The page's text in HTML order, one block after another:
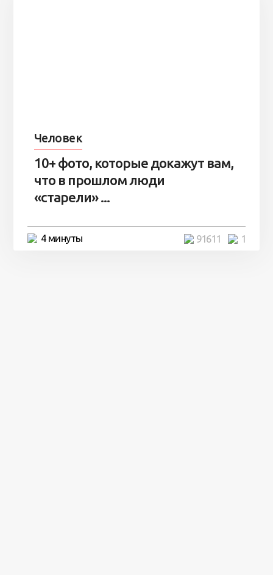
Человек
10+ фото, которые докажут вам,
что в прошлом люди
«старели» ...
4 минуты 1
91611